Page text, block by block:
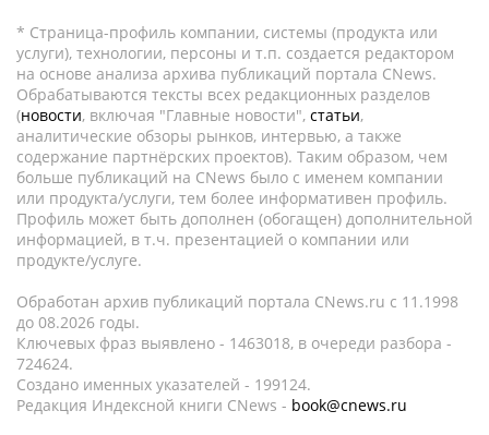
* Страница-профиль компании, системы (продукта или
услуги), технологии, персоны и т.п. создается редактором
на основе анализа архива публикаций портала CNews.
Обрабатываются тексты всех редакционных разделов
(новости, включая "Главные новости", статьи,
аналитические обзоры рынков, интервью, а также
содержание партнёрских проектов). Таким образом, чем
больше публикаций на CNews было с именем компании
или продукта/услуги, тем более информативен профиль.
Профиль может быть дополнен (обогащен) дополнительной
информацией, в т.ч. презентацией о компании или
продукте/услуге.
Обработан архив публикаций портала CNews.ru c 11.1998
до 08.2026 годы.
Ключевых фраз выявлено - 1463018, в очереди разбора -
724624.
Создано именных указателей - 199124.
Редакция Индексной книги CNews - book@cnews.ru